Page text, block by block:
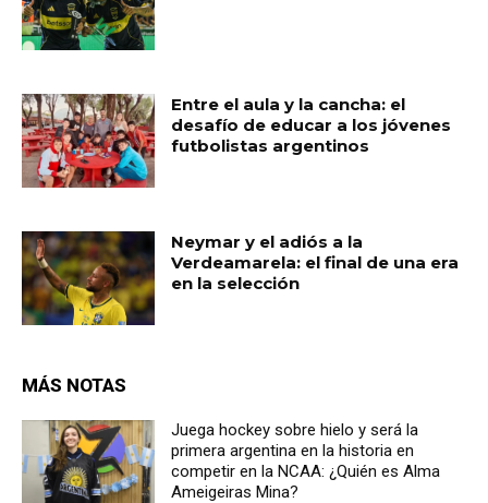
Entre el aula y la cancha: el
desafío de educar a los jóvenes
futbolistas argentinos
Neymar y el adiós a la
Verdeamarela: el final de una era
en la selección
MÁS NOTAS
Juega hockey sobre hielo y será la
primera argentina en la historia en
competir en la NCAA: ¿Quién es Alma
Ameigeiras Mina?